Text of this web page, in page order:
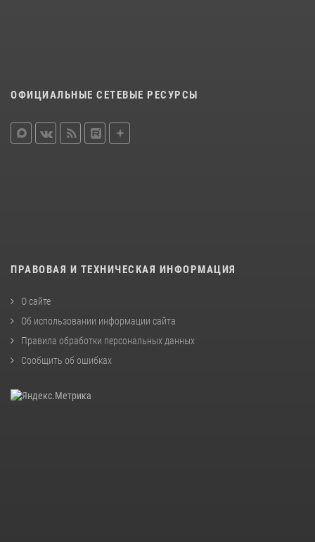
ОФИЦИАЛЬНЫЕ СЕТЕВЫЕ РЕСУРСЫ
ПРАВОВАЯ И ТЕХНИЧЕСКАЯ ИНФОРМАЦИЯ
О сайте
Об использовании информации сайта
Правила обработки персональных данных
Сообщить об ошибках